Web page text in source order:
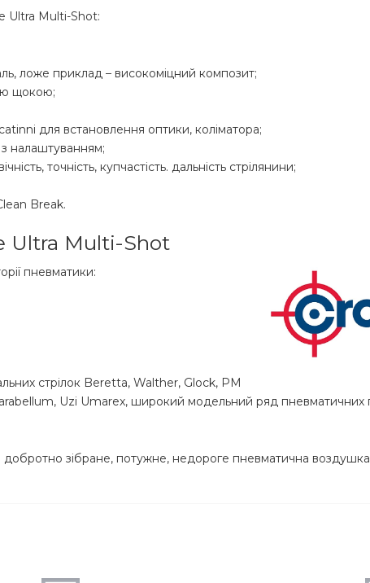
Ultra Multi-Shot:
ложе приклад – високоміцний композит;
щокою;
для встановлення оптики, коліматора;
з налаштуванням;
точність, купчастість. дальність стрілянини;
Break.
Ultra Multi-Shot
пневматики:
стрілок Beretta, Walther, Glock, PM
Uzi Umarex, широкий модельний ряд
І добротно зібране, потужне, недороге пневматична